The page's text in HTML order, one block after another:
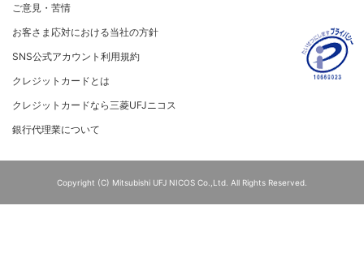
各種お問い合わせ
「三菱UFJニコスギフトカード」お取り扱いに関するご
注意点（加盟店さま向け）
カード処理時のご注意事項
加盟店さま向けお問い合わせ
ご意見・苦情
お客さま応対における当社の方針
SNS公式アカウント利用規約
クレジットカードとは
クレジットカードなら三菱UFJニコス
銀行代理業について
Copyright (C) Mitsubishi UFJ NICOS Co.,Ltd. All Rights Reserved.